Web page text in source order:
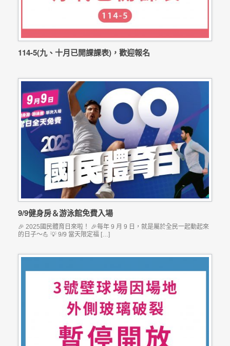
114-5(九、十月已開課課表)，歡迎報名
9/9健身房＆游泳館免費入場
🎉 2025國民體育日來啦！ 🎉每年 9 月 9 日，就是屬於全民一起動起來
的日子～💪 💡 9/9 當天限定福 […]